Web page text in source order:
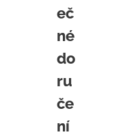
eč
né
do
ru
če
ní